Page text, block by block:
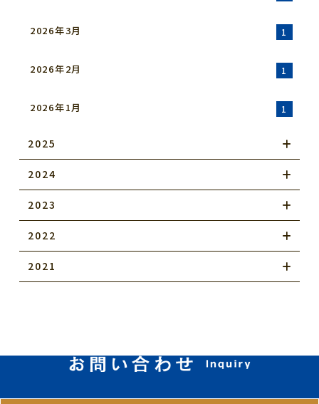
2026年3月 1
2026年2月 1
2026年1月 1
2025
2024
2023
2022
2021